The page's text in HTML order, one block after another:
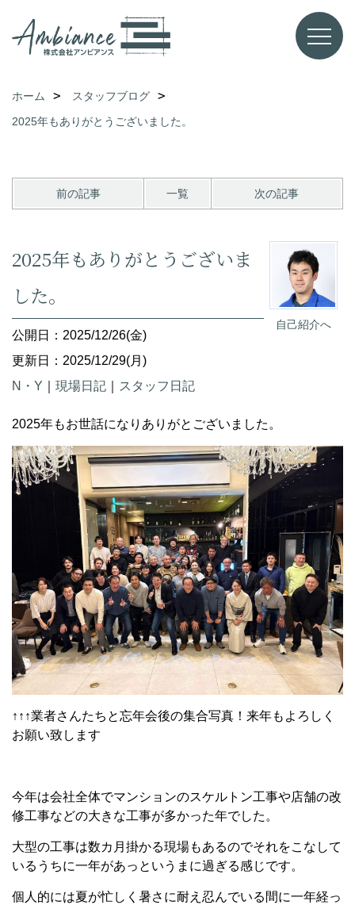
ホーム
スタッフブログ
2025年もありがとうございました。
前の記事 一覧 次の記事
自己紹介へ
2025年もありがとうございま
した。
公開日：2025/12/26(金)
更新日：2025/12/29(月)
N・Y
現場日記 スタッフ日記
2025年もお世話になりありがとございました。
↑↑↑業者さんたちと忘年会後の集合写真！来年もよろしく
お願い致します
今年は会社全体でマンションのスケルトン工事や店舗の改
修工事などの大きな工事が多かった年でした。
大型の工事は数カ月掛かる現場もあるのでそれをこなして
いるうちに一年があっというまに過ぎる感じです。
個人的には夏が忙しく暑さに耐え忍んでいる間に一年経っ